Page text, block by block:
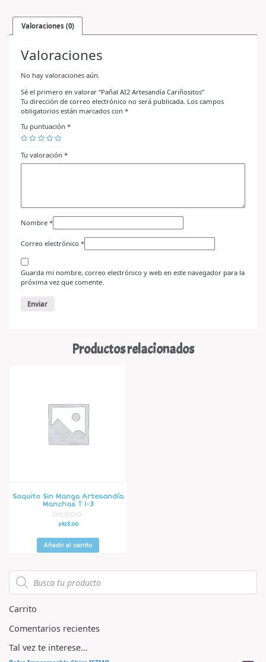
Valoraciones (0)
Valoraciones
No hay valoraciones aún.
Sé el primero en valorar “Pañal AI2 Artesandía Cariñositos”
Tu dirección de correo electrónico no será publicada. Los campos
obligatorios están marcados con *
Tu puntuación *
Tu valoración *
Nombre *
Correo electrónico *
Guarda mi nombre, correo electrónico y web en este navegador para la
próxima vez que comente.
Productos relacionados
Saquito Sin Manga Artesandía
Manchas T 1-3
o
r
a
d
n
d
e
$425.00
Añadir al carrito
Carrito
Comentarios recientes
Tal vez te interese…